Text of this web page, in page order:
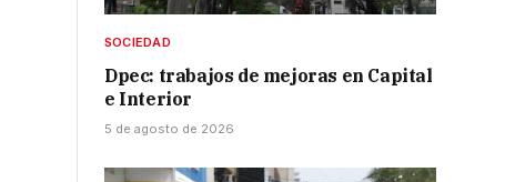
SOCIEDAD
Dpec: trabajos de mejoras en Capital
e Interior
5 de agosto de 2026